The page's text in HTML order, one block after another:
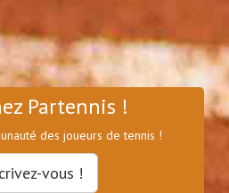
Partennis !
des joueurs de tennis !
vous !